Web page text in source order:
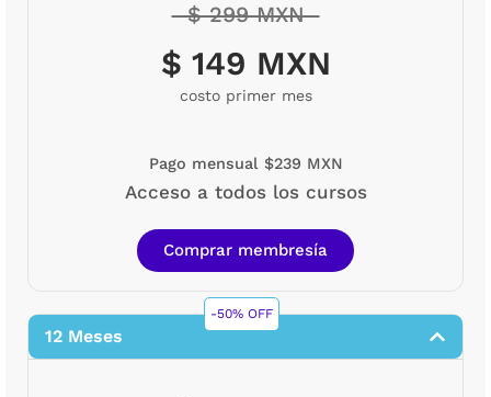
$ 299 MXN
$ 149 MXN
costo primer mes
Pago mensual $239 MXN
Acceso a todos los cursos
Comprar membresía
-50% OFF
12 Meses